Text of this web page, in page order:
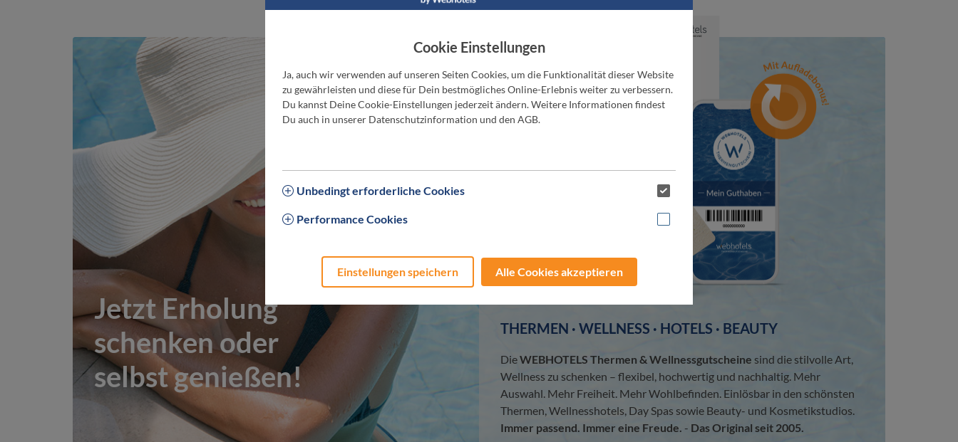
Jetzt Erholung
schenken oder
selbst genießen!
THERMEN · WELLNESS · HOTELS · BEAUTY
DieWEBHOTELS Thermen & Wellnessgutscheine sind die stilvolle Art,
Wellness zu schenken – flexibel, hochwertig und nachhaltig. Mehr
Auswahl. Mehr Freiheit. Mehr Wohlbefinden. Einlösbar in den schönsten
Thermen, Wellnesshotels, Day Spas sowie Beauty- und Kosmetikstudios.
Immer passend. Immer eine Freude. - Das Original seit 2005.
Cookie Einstellungen
Ja, auch wir verwenden auf unseren Seiten Cookies, um die Funktionalität dieser Website
zu gewährleisten und diese für Dein bestmögliches Online-Erlebnis weiter zu verbessern.
Du kannst Deine Cookie-Einstellungen jederzeit ändern. Weitere Informationen findest
Du auch in unserer Datenschutzinformation und den AGB.
Unbedingt erforderliche Cookies
Performance Cookies
Einstellungen speichern Alle Cookies akzeptieren